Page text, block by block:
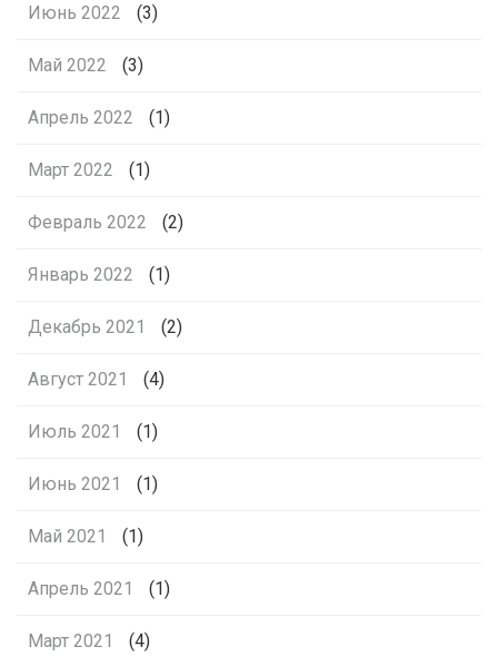
Июнь 2022 (3)
Май 2022 (3)
Апрель 2022 (1)
Март 2022 (1)
Февраль 2022 (2)
Январь 2022 (1)
Декабрь 2021 (2)
Август 2021 (4)
Июль 2021 (1)
Июнь 2021 (1)
Май 2021 (1)
Апрель 2021 (1)
Март 2021 (4)